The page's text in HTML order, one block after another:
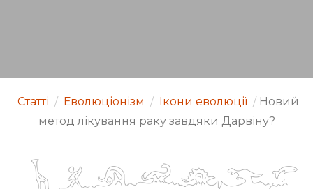
Статті / Еволюціонізм / Ікони еволюції / Новий
метод лікування раку завдяки Дарвіну?